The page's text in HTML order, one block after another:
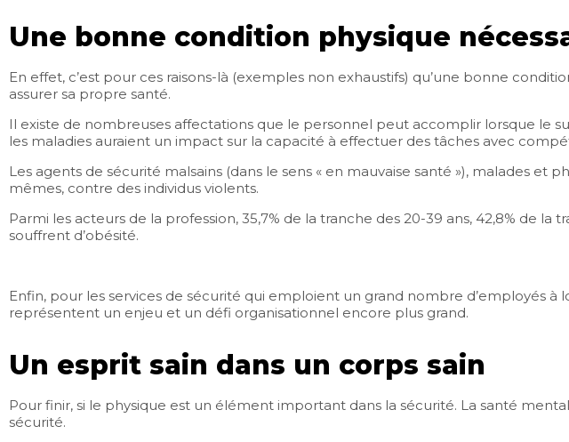
Une bonne condition physique
En effet, c’est pour ces raisons-là (exemples non exhaustifs) qu’une bonne
assurer sa propre santé.
Il existe de nombreuses affectations que le personnel peut accomplir lorsque le
les maladies auraient un impact sur la capacité à effectuer des tâches avec
Les agents de sécurité malsains (dans le sens « en mauvaise santé »), malades
mêmes, contre des individus violents.
Parmi les acteurs de la profession, 35,7% de la tranche des 20-39 ans, 42,8% de la
souffrent d’obésité.
Enfin, pour les services de sécurité qui emploient un grand nombre d’employés
représentent un enjeu et un défi organisationnel encore plus grand.
Un esprit sain dans un corps sain
Pour finir, si le physique est un élément important dans la sécurité. La santé
sécurité.